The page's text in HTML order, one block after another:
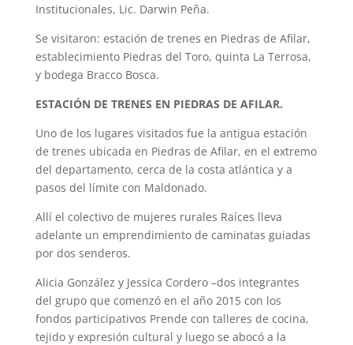
Institucionales, Lic. Darwin Peña.
Se visitaron: estación de trenes en Piedras de Afilar,
establecimiento Piedras del Toro, quinta La Terrosa,
y bodega Bracco Bosca.
ESTACIÓN DE TRENES EN PIEDRAS DE AFILAR.
Uno de los lugares visitados fue la antigua estación
de trenes ubicada en Piedras de Afilar, en el extremo
del departamento, cerca de la costa atlántica y a
pasos del límite con Maldonado.
Allí el colectivo de mujeres rurales Raíces lleva
adelante un emprendimiento de caminatas guiadas
por dos senderos.
Alicia González y Jessica Cordero –dos integrantes
del grupo que comenzó en el año 2015 con los
fondos participativos Prende con talleres de cocina,
tejido y expresión cultural y luego se abocó a la